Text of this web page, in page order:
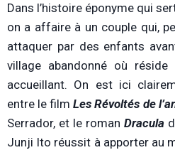
Dans l’histoire éponyme qui
on a affaire à un couple qui,
attaquer par des enfants
village abandonné où
accueillant. On est ici
entre le filmLes Révoltés de
Serrador, et le roman Dracula
Junji Ito réussit à apporter au